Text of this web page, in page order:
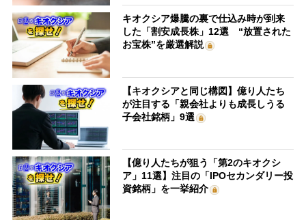
キオクシア爆騰の裏で仕込み時が到来
した「割安成長株」12選 “放置された
お宝株”を厳選解説
【キオクシアと同じ構図】億り人たち
が注目する「親会社よりも成長しうる
子会社銘柄」9選
【億り人たちが狙う「第2のキオクシ
ア」11選】注目の「IPOセカンダリー投
資銘柄」を一挙紹介